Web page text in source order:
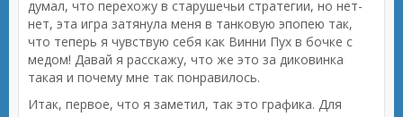
думал, что перехожу в старушечьи стратегии, но нет-
нет, эта игра затянула меня в танковую эпопею так,
что теперь я чувствую себя как Винни Пух в бочке с
медом! Давай я расскажу, что же это за диковинка
такая и почему мне так понравилось.
Итак, первое, что я заметил, так это графика. Для